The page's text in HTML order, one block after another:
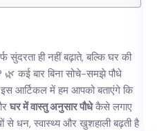
ही नहीं बढ़ाते, बल्कि घर की
कई बार बिना सोचे-समझे पौधे
आर्टिकल में हम आपको बताएंगे कि
घर में वास्तु अनुसार पौधेकैसे लगाए
से धन, स्वास्थ्य और खुशहाली बढ़ती है